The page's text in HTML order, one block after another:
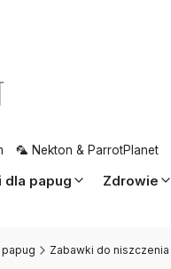
🦜 Nekton & ParrotPlanet
dla papug Zdrowie
Zabawki do